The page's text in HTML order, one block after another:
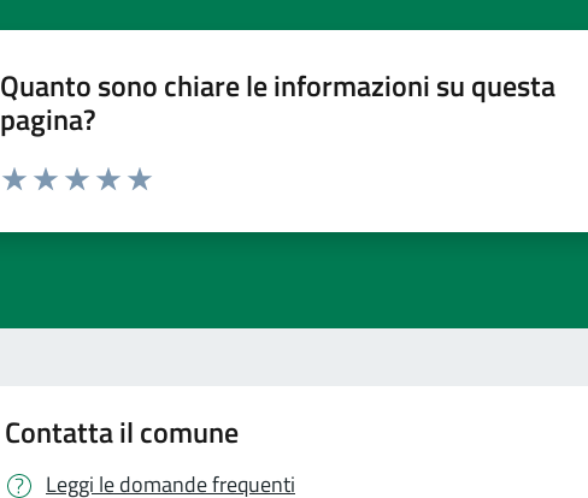
Quanto sono chiare le informazioni su questa
pagina?
Contatta il comune
Leggi le domande frequenti